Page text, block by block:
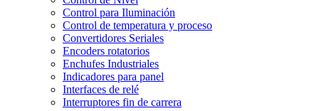
Control para Iluminación
Control de temperatura y proceso
Convertidores Seriales
Encoders rotatorios
Enchufes Industriales
Indicadores para panel
Interfaces de relé
Interruptores fin de carrera